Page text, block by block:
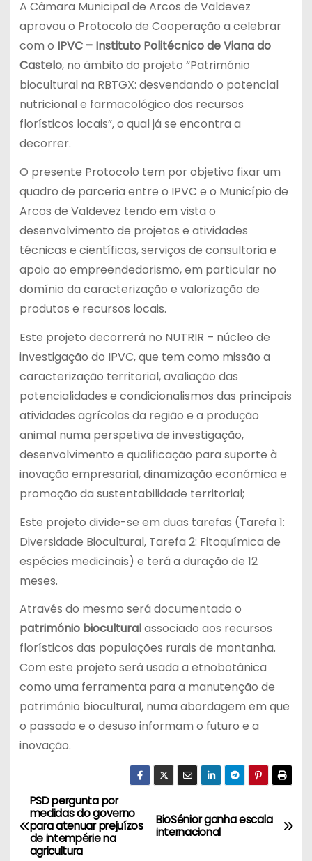
A Câmara Municipal de Arcos de Valdevez
aprovou o Protocolo de Cooperação a celebrar
com o IPVC – Instituto Politécnico de Viana do
Castelo, no âmbito do projeto “Património
biocultural na RBTGX: desvendando o potencial
nutricional e farmacológico dos recursos
florísticos locais”, o qual já se encontra a
decorrer.
O presente Protocolo tem por objetivo fixar um
quadro de parceria entre o IPVC e o Município de
Arcos de Valdevez tendo em vista o
desenvolvimento de projetos e atividades
técnicas e científicas, serviços de consultoria e
apoio ao empreendedorismo, em particular no
domínio da caracterização e valorização de
produtos e recursos locais.
Este projeto decorrerá no NUTRIR – núcleo de
investigação do IPVC, que tem como missão a
caracterização territorial, avaliação das
potencialidades e condicionalismos das principais
atividades agrícolas da região e a produção
animal numa perspetiva de investigação,
desenvolvimento e qualificação para suporte à
inovação empresarial, dinamização económica e
promoção da sustentabilidade territorial;
Este projeto divide-se em duas tarefas (Tarefa 1:
Diversidade Biocultural, Tarefa 2: Fitoquímica de
espécies medicinais) e terá a duração de 12
meses.
Através do mesmo será documentado o
património bioculturalassociado aos recursos
florísticos das populações rurais de montanha.
Com este projeto será usada a etnobotânica
como uma ferramenta para a manutenção de
património biocultural, numa abordagem em que
o passado e o desuso informam o futuro e a
inovação.
N
a
BioSénior ganha escala
internacional
PSD pergunta por
medidas do governo
para atenuar prejuízos
de intempérie na
agricultura